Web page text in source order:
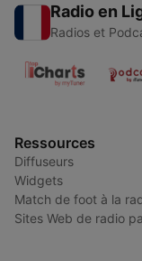
Radio en
Radios et
Ressources
Diffuseurs
Widgets
Match de foot à la
Sites Web de radio